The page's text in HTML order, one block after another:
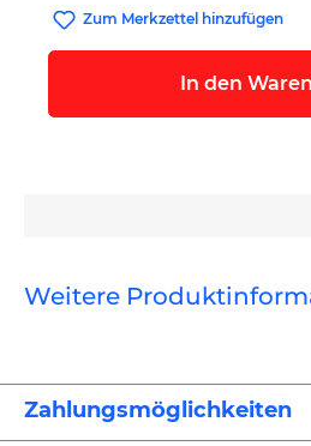
Zum Merkzettel hinzufügen
In den
Weitere
Zahlungsmöglichkeiten